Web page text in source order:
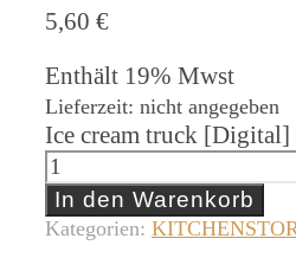
5,60 €
Enthält 19% Mwst
Lieferzeit: nicht angegeben
Ice cream truck [Digital]
In den Warenkorb
Kategorien: